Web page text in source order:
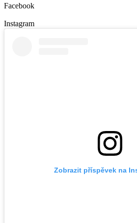
Facebook
Instagram
Zobrazit příspěvek na